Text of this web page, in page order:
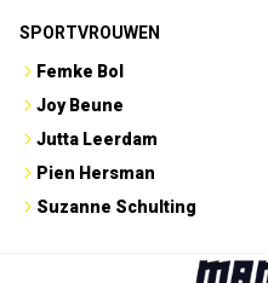
SPORTVROUWEN
Femke Bol
Joy Beune
Jutta Leerdam
Pien Hersman
Suzanne Schulting